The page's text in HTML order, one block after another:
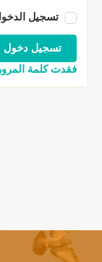
تسجيل
فقدت كلمة المرور